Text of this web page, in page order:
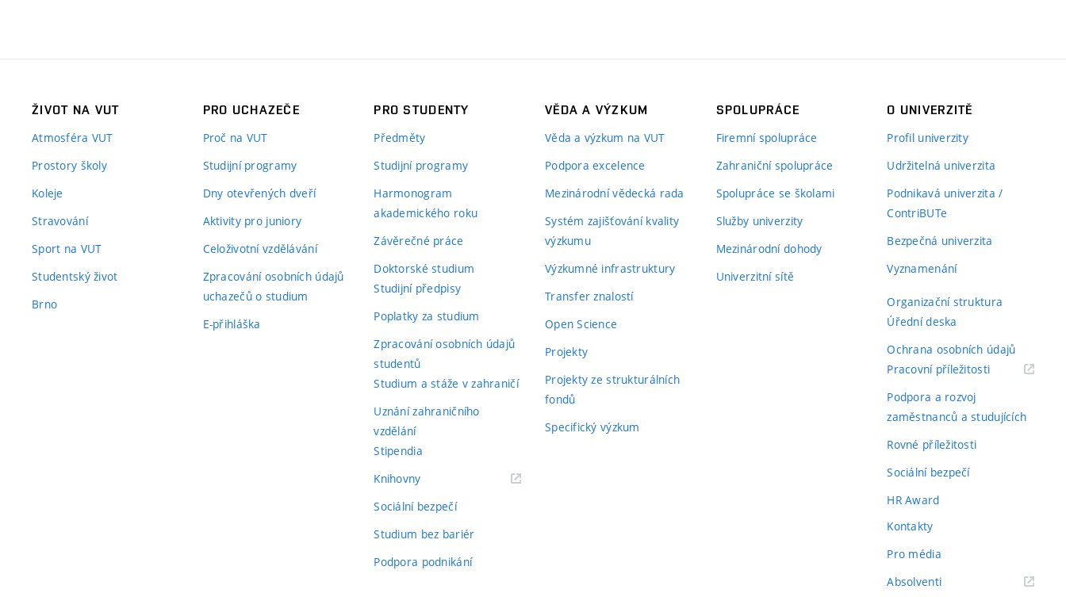
ŽIVOT NA VUT
Atmosféra VUT
Prostory školy
Koleje
Stravování
Sport na VUT
Studentský život
Brno
PRO UCHAZEČE
Proč na VUT
Studijní programy
Dny otevřených dveří
Aktivity pro juniory
Celoživotní vzdělávání
Zpracování osobních údajů
uchazečů o studium
E-přihláška
PRO STUDENTY
Předměty
Studijní programy
Harmonogram
akademického roku
Závěrečné práce
Doktorské studium
Studijní předpisy
Poplatky za studium
Zpracování osobních údajů
studentů
Studium a stáže v zahraničí
Uznání zahraničního
vzdělání
Stipendia
Knihovny(externí
Sociální bezpečí
Studium bez bariér
Podpora podnikání
VĚDA A VÝZKUM
Věda a výzkum na VUT
Podpora excelence
Mezinárodní vědecká rada
Systém zajišťování kvality
výzkumu
Výzkumné infrastruktury
Transfer znalostí
Open Science
Projekty
Projekty ze strukturálních
fondů
Specifický výzkum
SPOLUPRÁCE
Firemní spolupráce
Zahraniční spolupráce
Spolupráce se školami
Služby univerzity
Mezinárodní dohody
Univerzitní sítě
O UNIVERZITĚ
Profil univerzity
Udržitelná univerzita
Podnikavá univerzita /
ContriBUTe
Bezpečná univerzita
Vyznamenání
Organizační struktura
Úřední deska
Ochrana osobních údajů
Pracovní příležitosti(externí
Podpora a rozvoj
zaměstnanců a studujících
Rovné příležitosti
Sociální bezpečí
HR Award
Kontakty
Pro média
Absolventi(externí